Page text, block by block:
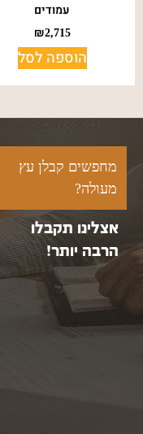
עמודים
₪2,715
הוספה לסל
מחפשים קבלן עץ
מעולה?
אצלינו תקבלו
הרבה יותר!